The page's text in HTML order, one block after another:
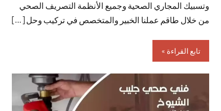
وتسبيك المجاري الصحية وجميع الأنظمة التصريف الصحي
من خلال طاقم عملنا الخبير والمتخصص في تركيب وحل […]
تابع القراءة